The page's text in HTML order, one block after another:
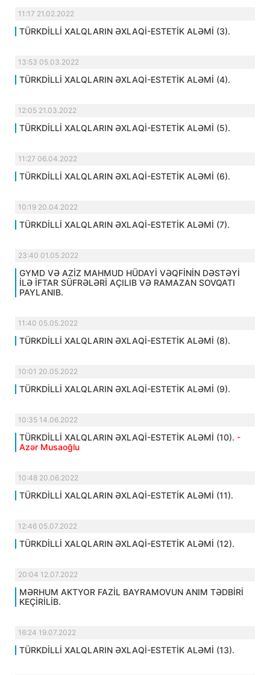
11:17 21.02.2022
TÜRKDİLLİ XALQLARIN ƏXLAQİ-ESTETİK ALƏMİ (3).
13:53 05.03.2022
TÜRKDİLLİ XALQLARIN ƏXLAQİ-ESTETİK ALƏMİ (4).
12:05 21.03.2022
TÜRKDİLLİ XALQLARIN ƏXLAQİ-ESTETİK ALƏMİ (5).
11:27 06.04.2022
TÜRKDİLLİ XALQLARIN ƏXLAQİ-ESTETİK ALƏMİ (6).
10:19 20.04.2022
TÜRKDİLLİ XALQLARIN ƏXLAQİ-ESTETİK ALƏMİ (7).
23:40 01.05.2022
GYMD VƏ AZİZ MAHMUD HÜDAYİ VƏQFİNİN DƏSTƏYİ
İLƏ İFTAR SÜFRƏLƏRİ AÇILIB VƏ RAMAZAN SOVQATI
PAYLANIB.
11:40 05.05.2022
TÜRKDİLLİ XALQLARIN ƏXLAQİ-ESTETİK ALƏMİ (8).
10:01 20.05.2022
TÜRKDİLLİ XALQLARIN ƏXLAQİ-ESTETİK ALƏMİ (9).
10:35 14.06.2022
TÜRKDİLLİ XALQLARIN ƏXLAQİ-ESTETİK ALƏMİ (10). -
Azər Musaoğlu
10:48 20.06.2022
TÜRKDİLLİ XALQLARIN ƏXLAQİ-ESTETİK ALƏMİ (11).
12:46 05.07.2022
TÜRKDİLLİ XALQLARIN ƏXLAQİ-ESTETİK ALƏMİ (12).
20:04 12.07.2022
MƏRHUM AKTYOR FAZİL BAYRAMOVUN ANIM TƏDBİRİ
KEÇİRİLİB.
16:24 19.07.2022
TÜRKDİLLİ XALQLARIN ƏXLAQİ-ESTETİK ALƏMİ (13).